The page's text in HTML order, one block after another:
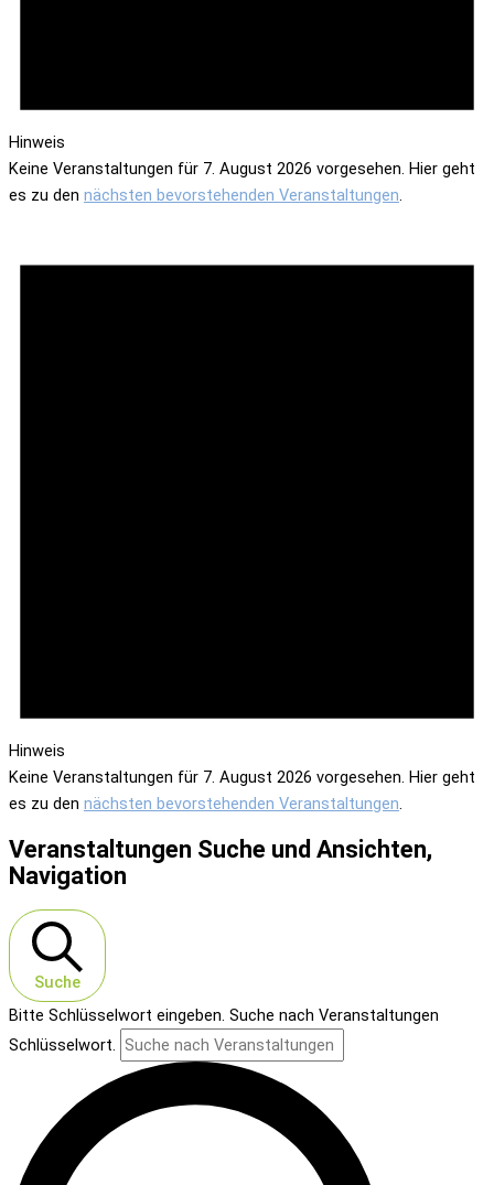
Hinweis
Keine Veranstaltungen für 7. August 2026 vorgesehen. Hier geht
es zu den nächsten bevorstehenden Veranstaltungen
Hinweis
Keine Veranstaltungen für 7. August 2026 vorgesehen. Hier geht
es zu den nächsten bevorstehenden Veranstaltungen.
Veranstaltungen Suche und Ansichten,
Navigation
Suche
Bitte Schlüsselwort eingeben. Suche nach Veranstaltungen
Schlüsselwort.